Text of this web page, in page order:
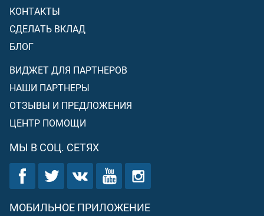
КОНТАКТЫ
СДЕЛАТЬ ВКЛАД
БЛОГ
ВИДЖЕТ ДЛЯ ПАРТНЕРОВ
НАШИ ПАРТНЕРЫ
ОТЗЫВЫ И ПРЕДЛОЖЕНИЯ
ЦЕНТР ПОМОЩИ
МЫ В СОЦ. СЕТЯХ
МОБИЛЬНОЕ ПРИЛОЖЕНИЕ